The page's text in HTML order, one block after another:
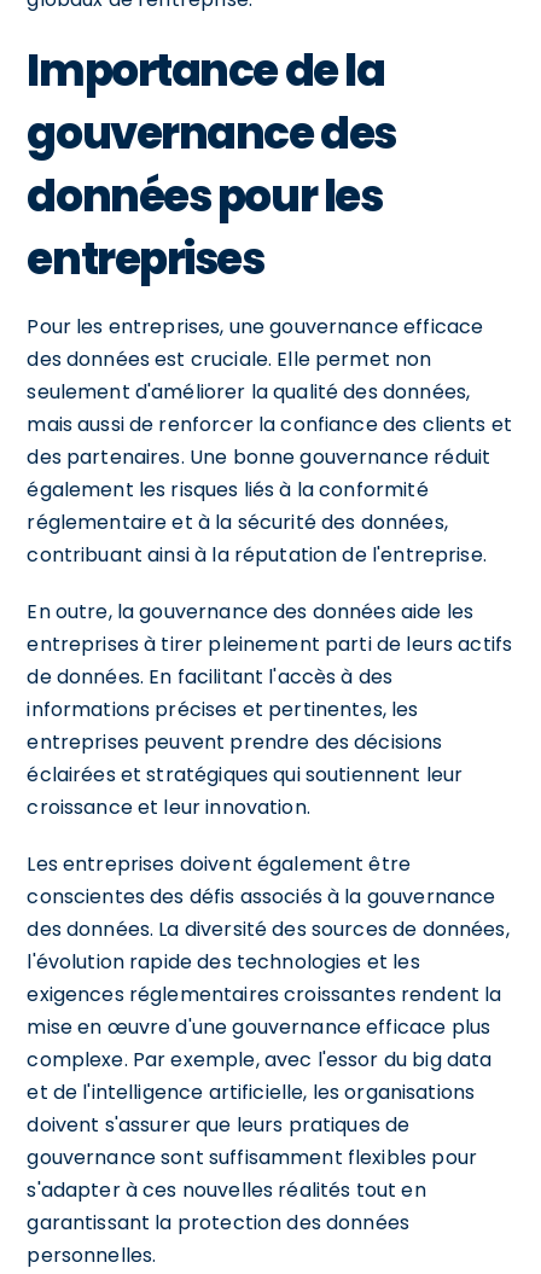
Importance de la
gouvernance des
données pour les
entreprises
Pour les entreprises, une gouvernance efficace
des données est cruciale. Elle permet non
seulement d'améliorer la qualité des données,
mais aussi de renforcer la confiance des clients et
des partenaires. Une bonne gouvernance réduit
également les risques liés à la conformité
réglementaire et à la sécurité des données,
contribuant ainsi à la réputation de l'entreprise.
En outre, la gouvernance des données aide les
entreprises à tirer pleinement parti de leurs actifs
de données. En facilitant l'accès à des
informations précises et pertinentes, les
entreprises peuvent prendre des décisions
éclairées et stratégiques qui soutiennent leur
croissance et leur innovation.
Les entreprises doivent également être
conscientes des défis associés à la gouvernance
des données. La diversité des sources de données,
l'évolution rapide des technologies et les
exigences réglementaires croissantes rendent la
mise en œuvre d'une gouvernance efficace plus
complexe. Par exemple, avec l'essor du big data
et de l'intelligence artificielle, les organisations
doivent s'assurer que leurs pratiques de
gouvernance sont suffisamment flexibles pour
s'adapter à ces nouvelles réalités tout en
garantissant la protection des données
personnelles.